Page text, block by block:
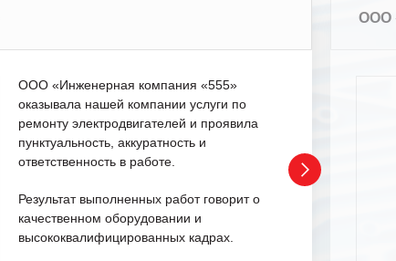
ООО «Инженерная компания «555»
оказывала нашей компании услуги по
ремонту электродвигателей и проявила
пунктуальность, аккуратность и
ответственность в работе.
Результат выполненных работ говорит о
качественном оборудовании и
высококвалифицированных кадрах.
ООО